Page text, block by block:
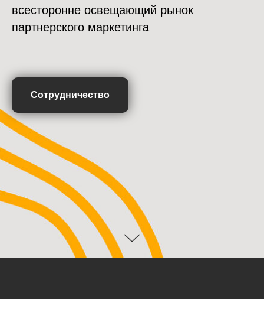
всесторонне освещающий рынок
партнерского маркетинга
Сотрудничество